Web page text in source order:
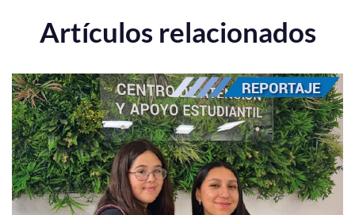
Artículos relacionados